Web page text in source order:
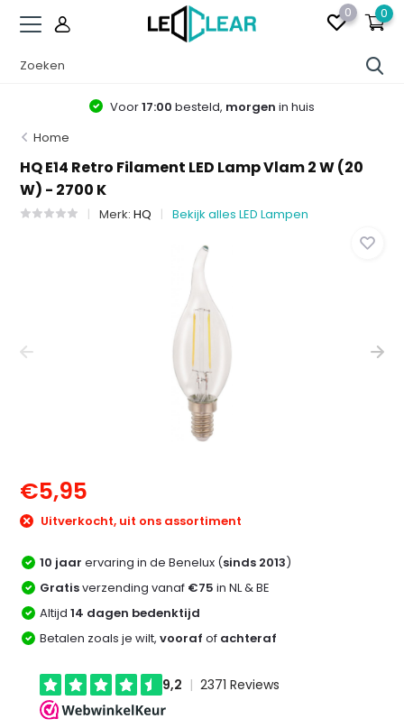
0 0
Voor17:00 besteld, morgen in huis
Home
HQ E14 Retro Filament LED Lamp Vlam 2 W (20
W) - 2700 K
Merk:HQ Bekijk alles LED Lampen
€5,95
Uitverkocht, uit ons assortiment
10 jaar ervaring in de Benelux (sinds 2013)
Gratisverzending vanaf €75 in NL & BE
Altijd14 dagen bedenktijd
Betalen zoals je wilt,vooraf of achteraf